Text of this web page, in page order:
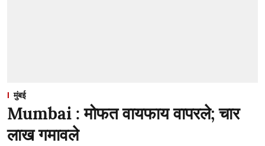
मुंबई
Mumbai : मोफत वायफाय वापरले; चार
लाख गमावले